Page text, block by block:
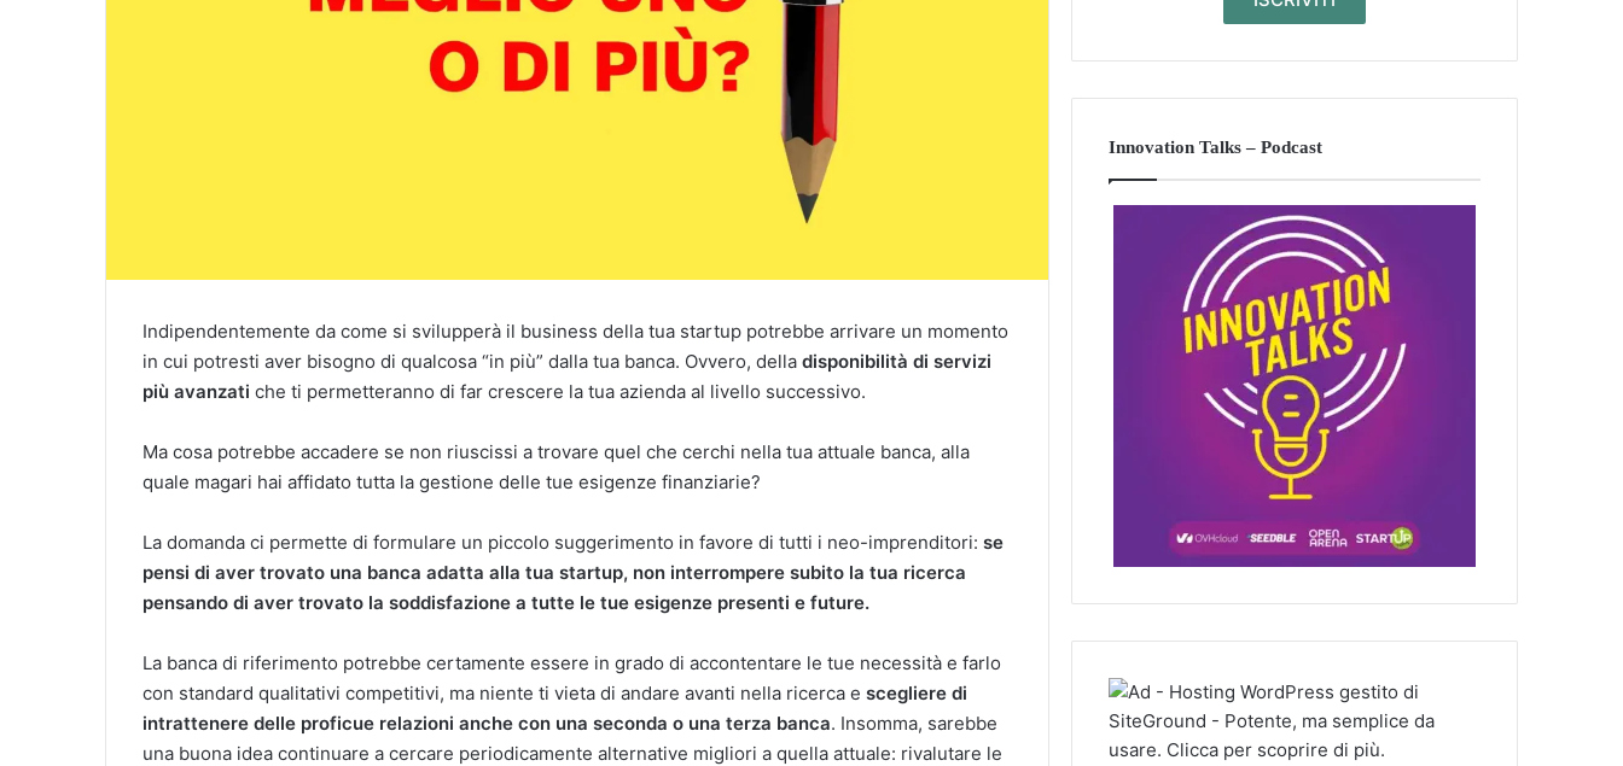
Indipendentemente da come si svilupperà il business della tua startup potrebbe arrivare un momento
in cui potresti aver bisogno di qualcosa “in più” dalla tua banca. Ovvero, della disponibilità di servizi
più avanzati che ti permetteranno di far crescere la tua azienda al livello successivo.
Ma cosa potrebbe accadere se non riuscissi a trovare quel che cerchi nella tua attuale banca, alla
quale magari hai affidato tutta la gestione delle tue esigenze finanziarie?
La domanda ci permette di formulare un piccolo suggerimento in favore di tutti i neo-imprenditori: se
pensi di aver trovato una banca adatta alla tua startup, non interrompere subito la tua ricerca
pensando di aver trovato la soddisfazione a tutte le tue esigenze presenti e future.
La banca di riferimento potrebbe certamente essere in grado di accontentare le tue necessità e farlo
con standard qualitativi competitivi, ma niente ti vieta di andare avanti nella ricerca e scegliere di
intrattenere delle proficue relazioni anche con una seconda o una terza banca. Insomma, sarebbe
una buona idea continuare a cercare periodicamente alternative migliori a quella attuale: rivalutare le
Innovation Talks – Podcast